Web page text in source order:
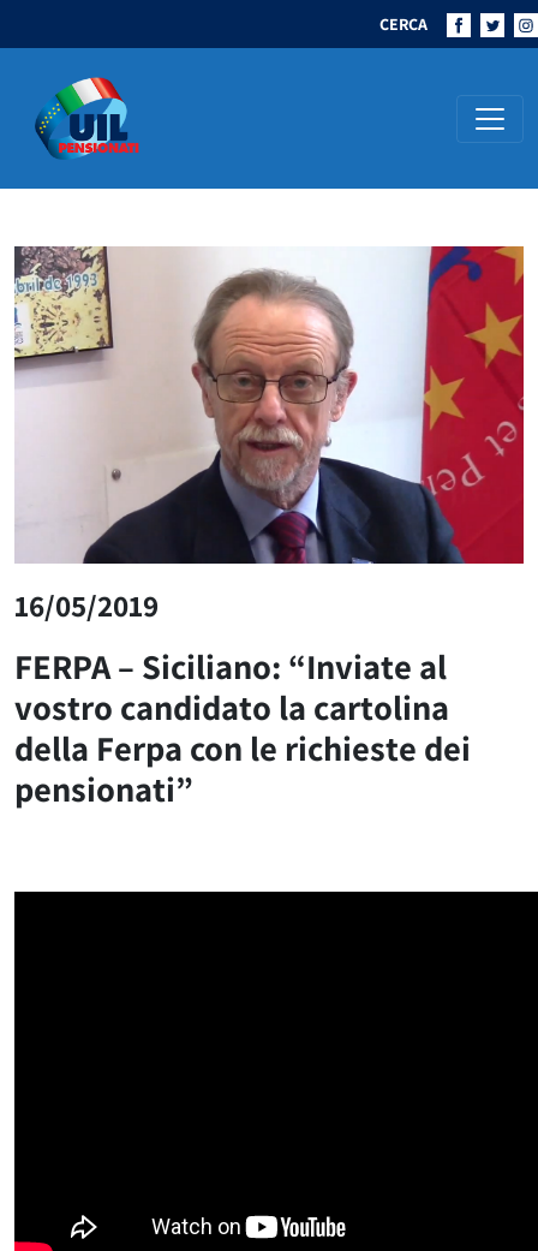
CERCA
Navigazione principale
16/05/2019
FERPA – Siciliano: “Inviate al
vostro candidato la cartolina
della Ferpa con le richieste dei
pensionati”